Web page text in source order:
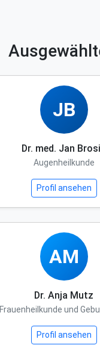
JB
Dr. med. Jan
Augenheilkunde
Profil ansehen
AM
Dr. Anja Mutz
Frauenheilkunde und
Profil ansehen